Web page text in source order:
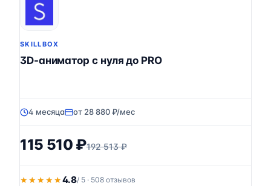
SKILLBOX
3D-аниматор с нуля до PRO
4 месяца от 28 880 ₽/мес
115 510 ₽192 513 ₽
★★★★★
★★★★★4.8/ 5 · 508 отзывов